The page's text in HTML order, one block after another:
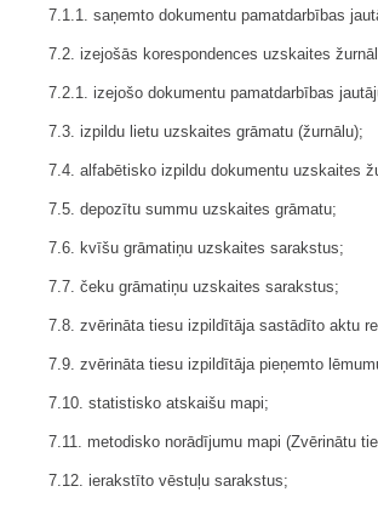
7.1.1. saņemto dokumentu pamatdarbības
7.2. izejošās korespondences uzskaites
7.2.1. izejošo dokumentu pamatdarbības
7.3. izpildu lietu uzskaites grāmatu (žurnālu);
7.4. alfabētisko izpildu dokumentu uzskaites
7.5. depozītu summu uzskaites grāmatu;
7.6. kvīšu grāmatiņu uzskaites sarakstus;
7.7. čeku grāmatiņu uzskaites sarakstus;
7.8. zvērināta tiesu izpildītāja sastādīto aktu
7.9. zvērināta tiesu izpildītāja pieņemto
7.10. statistisko atskaišu mapi;
7.11. metodisko norādījumu mapi (Zvērinātu
7.12. ierakstīto vēstuļu sarakstus;